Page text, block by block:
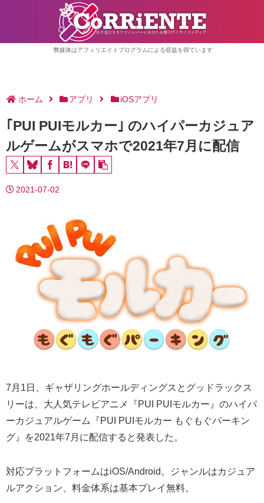
弊媒体はアフィリエイトプログラムによる収益を得ています
ホーム アプリ iOSアプリ
｢PUI PUIモルカー｣ のハイパーカジュア
ルゲームがスマホで2021年7月に配信
2021-07-02
7月1日、ギャザリングホールディングスとグッドラックス
リーは、大人気テレビアニメ『PUI PUIモルカー』のハイパ
ーカジュアルゲーム『PUI PUIモルカー もぐもぐパーキン
グ』を2021年7月に配信すると発表した。
対応プラットフォームはiOS/Android。ジャンルはカジュア
ルアクション、料金体系は基本プレイ無料。